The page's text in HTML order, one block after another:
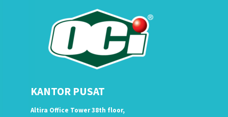
KANTOR PUSAT
Altira Office Tower 38th floor,